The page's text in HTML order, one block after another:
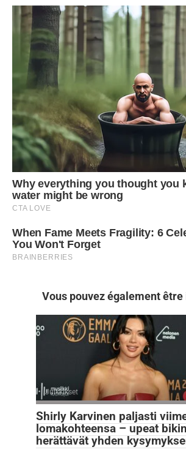
Vous pouvez également
Julkkikset
Shirly Karvinen paljasti
lomakohteensa – upeat
herättävät yhden